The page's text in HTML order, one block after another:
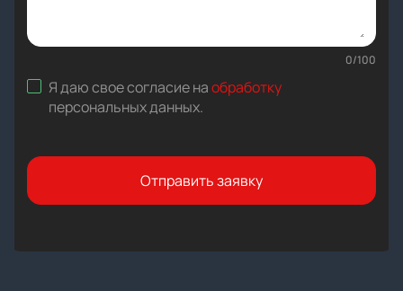
0/100
Я даю свое согласие наобработку
персональных данных.
Отправить заявку